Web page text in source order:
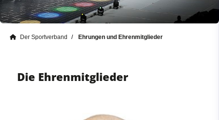
Der Sportverband Ehrungen und Ehrenmitglieder
Die Ehrenmitglieder